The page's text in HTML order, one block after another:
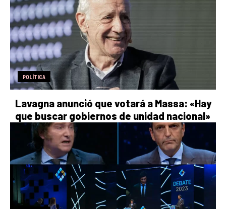
POLÍTICA
Lavagna anunció que votará a Massa: «Hay
que buscar gobiernos de unidad nacional»